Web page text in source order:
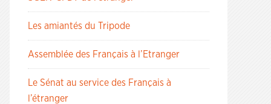
Les amiantés du Tripode
Assemblée des Français à l’Etranger
Le Sénat au service des Français à
l’étranger